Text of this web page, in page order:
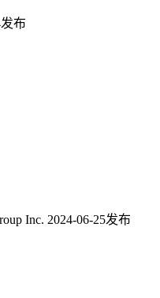
布
Inc. 2024-06-25发布